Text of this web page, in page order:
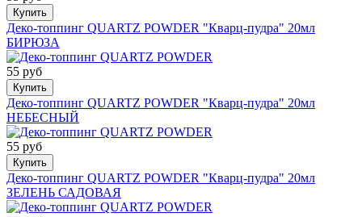
Купить
Деко-топпинг QUARTZ POWDER "Кварц-пудра" 20мл
БИРЮЗА
55 руб
Купить
Деко-топпинг QUARTZ POWDER "Кварц-пудра" 20мл
НЕБЕСНЫЙ
55 руб
Купить
Деко-топпинг QUARTZ POWDER "Кварц-пудра" 20мл
ЗЕЛЕНЬ САДОВАЯ